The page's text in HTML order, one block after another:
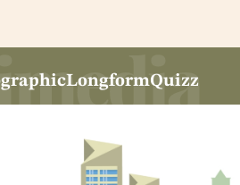
LongformQuizz